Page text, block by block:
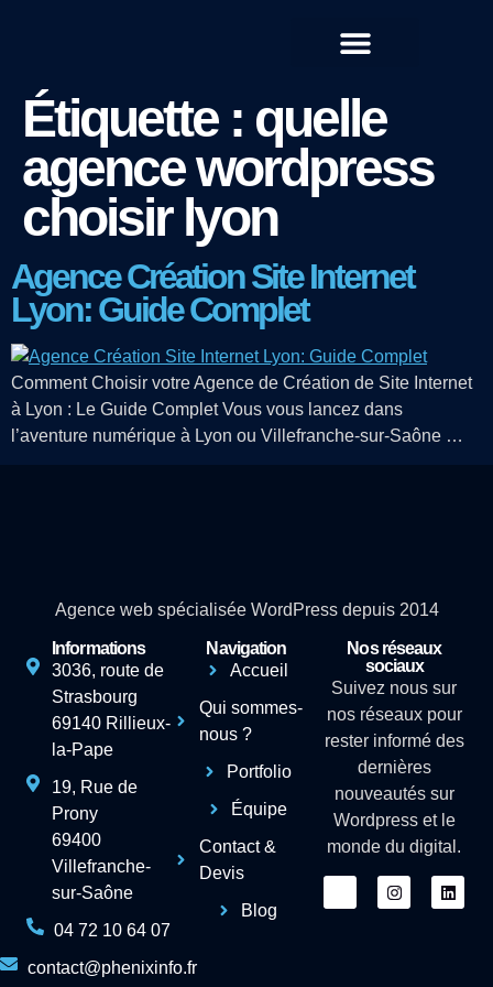
Étiquette : quelle
agence wordpress
choisir lyon
Agence Création Site Internet
Lyon: Guide Complet
Comment Choisir votre Agence de Création de Site Internet
à Lyon : Le Guide Complet Vous vous lancez dans
l’aventure numérique à Lyon ou Villefranche-sur-Saône …
Agence web spécialisée WordPress depuis 2014
Informations
3036, route de
Strasbourg
69140 Rillieux-
la-Pape
19, Rue de
Prony
69400
Villefranche-
sur-Saône
04 72 10 64 07
contact@phenixinfo.fr
Navigation
Accueil
Qui sommes-
nous ?
Portfolio
Équipe
Contact &
Devis
Blog
Nos réseaux
sociaux
Suivez nous sur
nos réseaux pour
rester informé des
dernières
nouveautés sur
Wordpress et le
monde du digital.